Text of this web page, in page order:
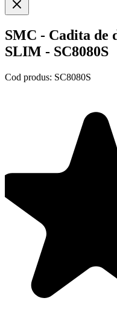
SMC - Cadita de
SLIM - SC8080S
Cod produs: SC8080S